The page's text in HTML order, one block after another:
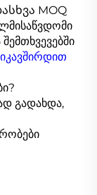
MOQ
გადახდა,